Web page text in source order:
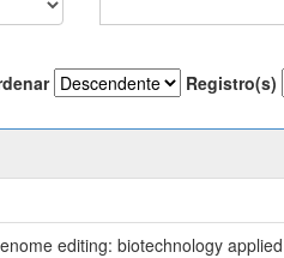
Registro(s)
editing: biotechnology